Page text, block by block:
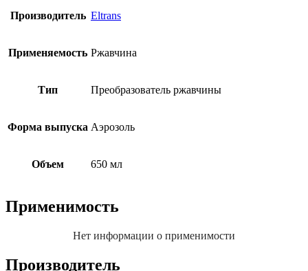
Производитель Eltrans
Применяемость Ржавчина
Тип Преобразователь ржавчины
Форма выпуска Аэрозоль
Объем 650 мл
Применимость
Нет информации о применимости
Производитель